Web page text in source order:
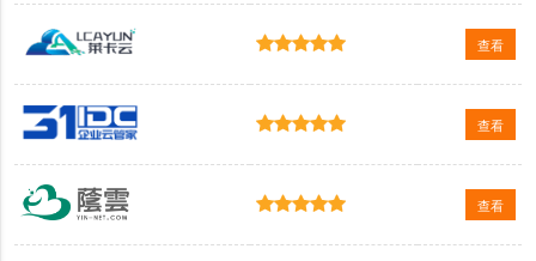
查看
查看
查看